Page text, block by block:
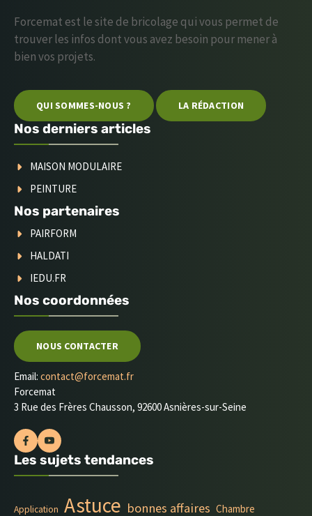
Forcemat est le site de bricolage qui vous permet de
trouver les infos dont vous avez besoin pour mener à
bien vos projets.
QUI SOMMES-NOUS ? LA RÉDACTION
Nos derniers articles
MAISON MODULAIRE
PEINTURE
Nos partenaires
PAIRFORM
HALDATI
IEDU.FR
Nos coordonnées
NOUS CONTACTER
Email: contact@forcemat.fr
Forcemat
3 Rue des Frères Chausson, 92600 Asnières-sur-Seine
Les sujets tendances
Application Astuce bonnes affaires Chambre